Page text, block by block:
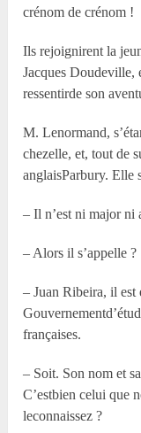
crénom de crénom !
Ils rejoignirent la
Jacques Doudeville,
ressentirde son
M. Lenormand,
chezelle, et, tout de
anglaisParbury. Elle
– Il n’est ni major ni
– Alors il s’appelle ?
– Juan Ribeira, il est
françaises.
– Soit. Son nom et
C’estbien celui que
leconnaissez ?